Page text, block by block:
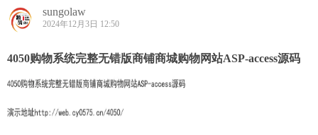
sungolaw
2024年12月3日 12:50
4050购物系统完整无错版商铺商城购物网站ASP-access源码